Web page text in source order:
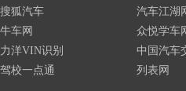
搜狐汽车
牛车网
力洋VIN识别
驾校一点通
汽车江湖
众悦学车
中国汽车
列表网